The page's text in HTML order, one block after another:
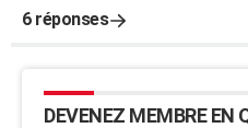
6 réponses
DEVENEZ MEMBRE EN